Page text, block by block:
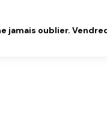
jamais oublier.